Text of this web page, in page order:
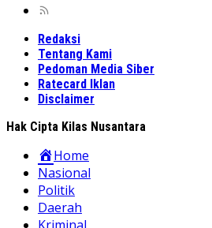
Redaksi
Tentang Kami
Pedoman Media Siber
Ratecard Iklan
Disclaimer
Hak Cipta Kilas Nusantara
Home
Nasional
Politik
Daerah